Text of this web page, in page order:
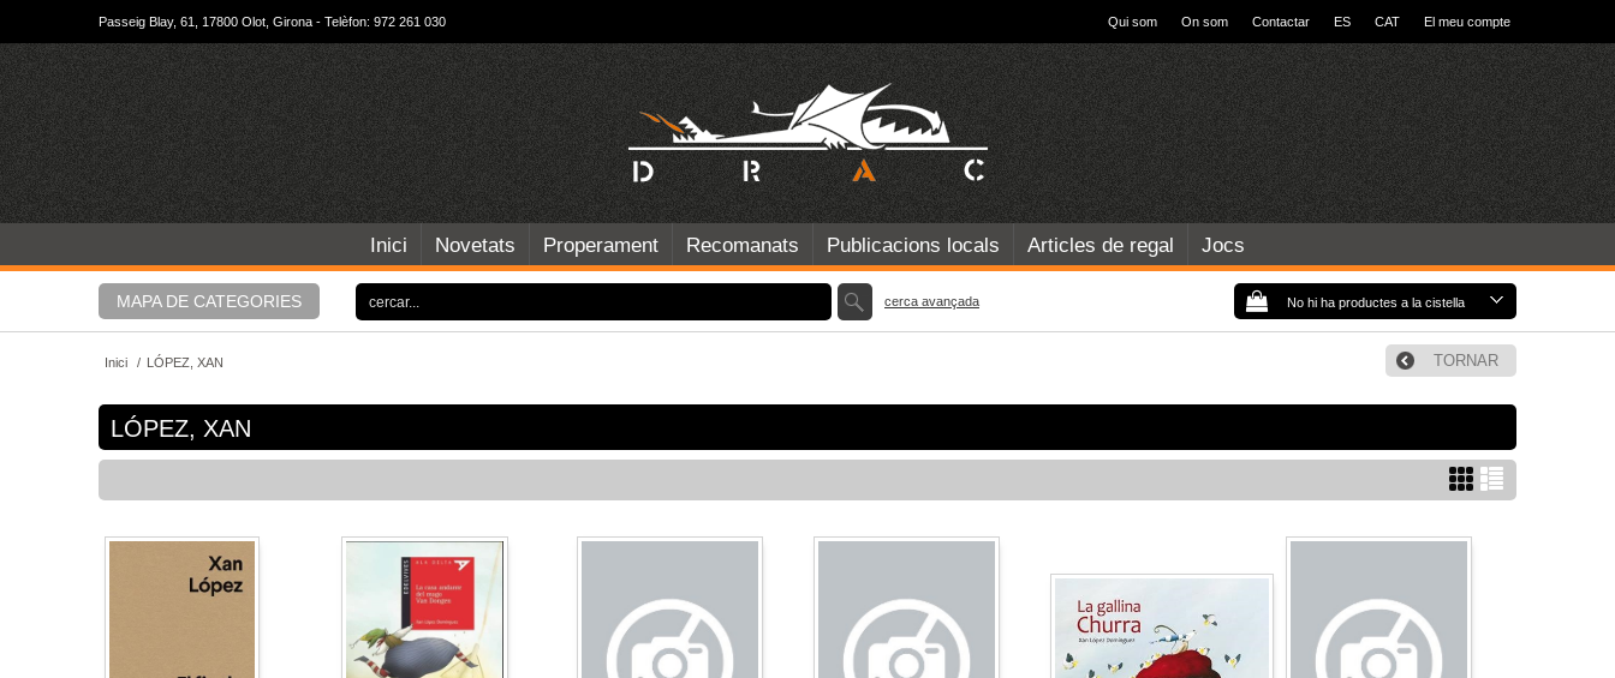
Passeig Blay, 61, 17800 Olot, Girona - Telèfon: 972 261 030 Qui som On som Contactar ES CAT El meu compte
Inici Novetats Properament Recomanats Publicacions locals Articles de regal Jocs
MAPA DE CATEGORIES No hi ha productes a la cistella
cerca avançada
Inici / LÓPEZ, XAN TORNAR
LÓPEZ, XAN